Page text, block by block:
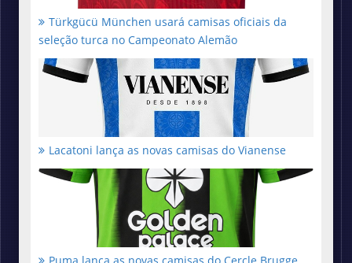
Türkgücü München usará camisas oficiais da
seleção turca no Campeonato Alemão
Lacatoni lança as novas camisas do Vianense